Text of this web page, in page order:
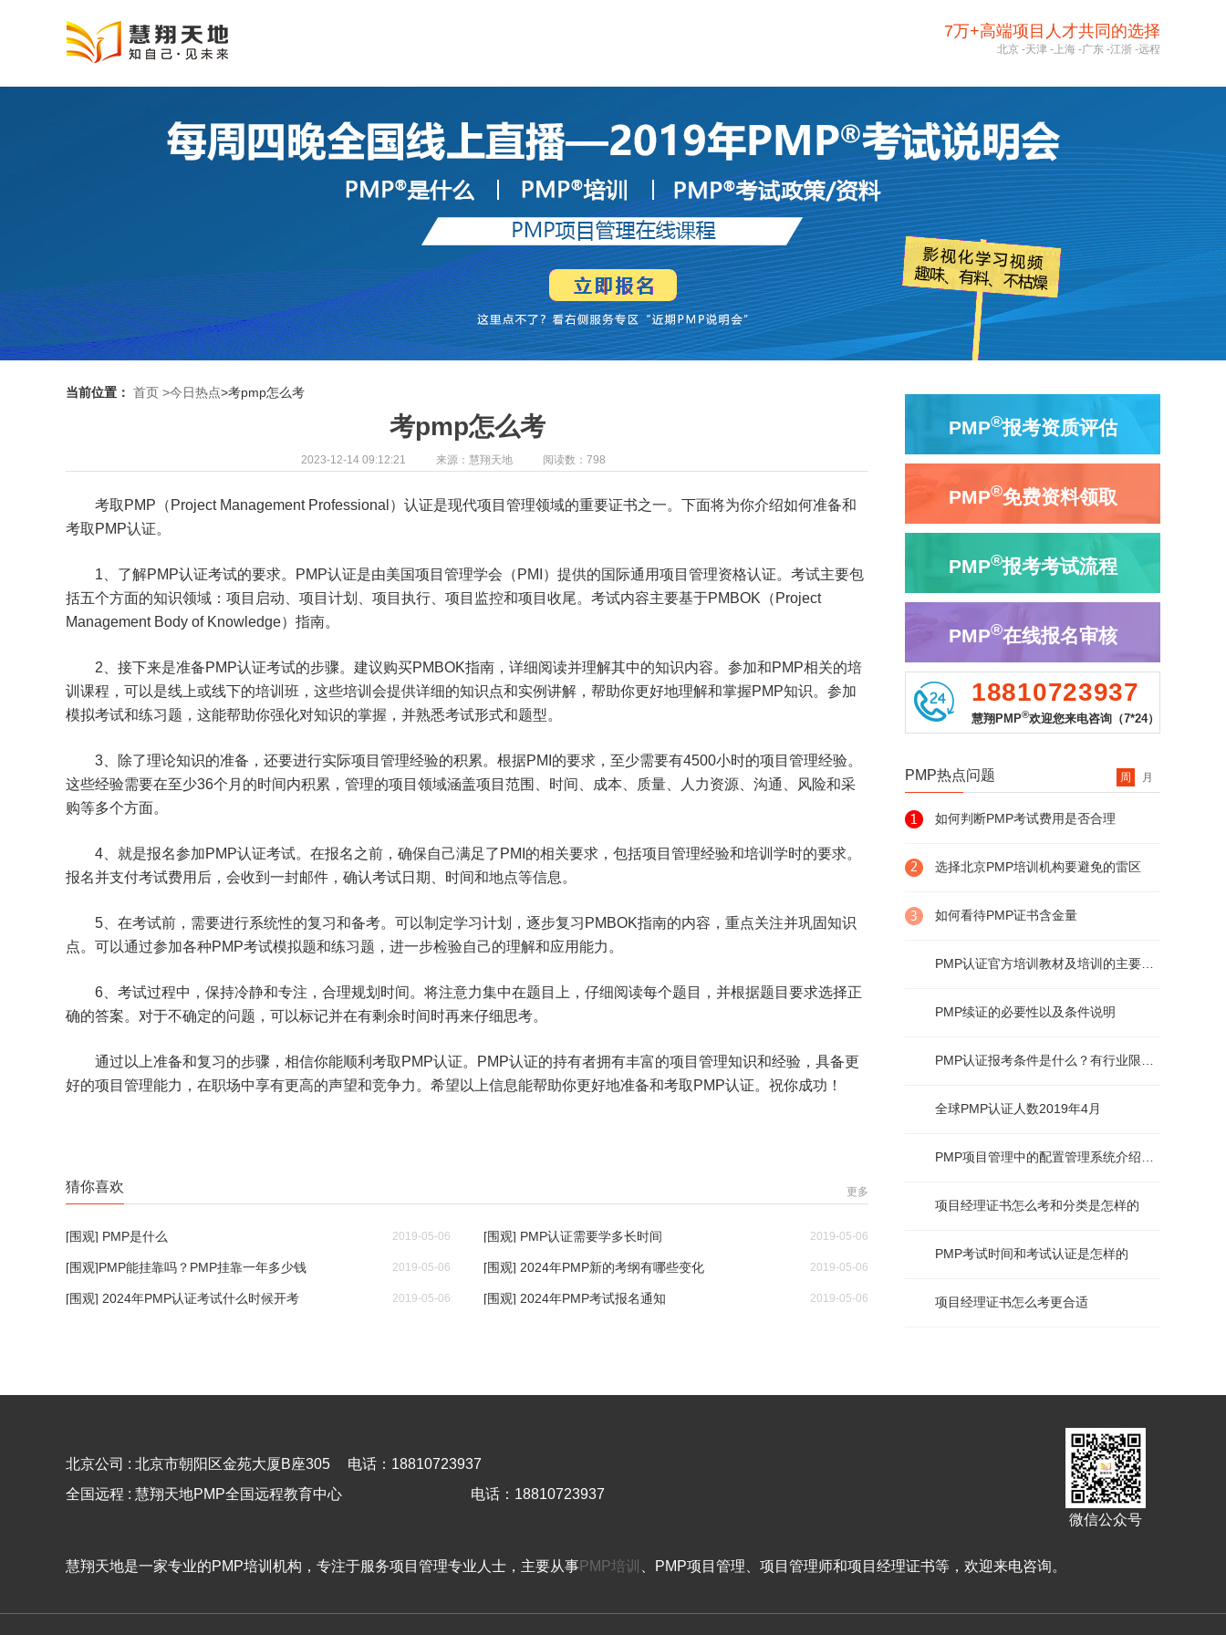
7万+高端项目人才共同的选择
北京 -天津 - 上海 -广东 -江浙 -远程
当前位置： 首页 >今日热点>考pmp怎么考
考pmp怎么考
2023-12-14 09:12:21 来源：慧翔天地 阅读数：798
考取PMP（Project Management Professional）认证是现代项目管理领域的重要证书之一。下面将为你介绍如何准备和
考取PMP认证。
1、了解PMP认证考试的要求。PMP认证是由美国项目管理学会（PMI）提供的国际通用项目管理资格认证。考试主要包
括五个方面的知识领域：项目启动、项目计划、项目执行、项目监控和项目收尾。考试内容主要基于PMBOK（Project
Management Body of Knowledge）指南。
2、接下来是准备PMP认证考试的步骤。建议购买PMBOK指南，详细阅读并理解其中的知识内容。参加和PMP相关的培
训课程，可以是线上或线下的培训班，这些培训会提供详细的知识点和实例讲解，帮助你更好地理解和掌握PMP知识。参加
模拟考试和练习题，这能帮助你强化对知识的掌握，并熟悉考试形式和题型。
3、除了理论知识的准备，还要进行实际项目管理经验的积累。根据PMI的要求，至少需要有4500小时的项目管理经验。
这些经验需要在至少36个月的时间内积累，管理的项目领域涵盖项目范围、时间、成本、质量、人力资源、沟通、风险和采
购等多个方面。
4、就是报名参加PMP认证考试。在报名之前，确保自己满足了PMI的相关要求，包括项目管理经验和培训学时的要求。
报名并支付考试费用后，会收到一封邮件，确认考试日期、时间和地点等信息。
5、在考试前，需要进行系统性的复习和备考。可以制定学习计划，逐步复习PMBOK指南的内容，重点关注并巩固知识
点。可以通过参加各种PMP考试模拟题和练习题，进一步检验自己的理解和应用能力。
6、考试过程中，保持冷静和专注，合理规划时间。将注意力集中在题目上，仔细阅读每个题目，并根据题目要求选择正
确的答案。对于不确定的问题，可以标记并在有剩余时间时再来仔细思考。
通过以上准备和复习的步骤，相信你能顺利考取PMP认证。PMP认证的持有者拥有丰富的项目管理知识和经验，具备更
好的项目管理能力，在职场中享有更高的声望和竞争力。希望以上信息能帮助你更好地准备和考取PMP认证。祝你成功！
猜你喜欢 更多
[围观] PMP是什么 2019-05-06 [围观] PMP认证需要学多长时间 2019-05-06
[围观]PMP能挂靠吗？PMP挂靠一年多少钱 2019-05-06 [围观] 2024年PMP新的考纲有哪些变化 2019-05-06
[围观] 2024年PMP认证考试什么时候开考 2019-05-06 [围观] 2024年PMP考试报名通知 2019-05-06
PMP®报考资质评估
PMP®免费资料领取
PMP®报考考试流程
PMP®在线报名审核
18810723937
慧翔PMP®欢迎您来电咨询（7*24）
PMP热点问题 周 月
如何判断PMP考试费用是否合理
选择北京PMP培训机构要避免的雷区
如何看待PMP证书含金量
PMP续证的必要性以及条件说明
全球PMP认证人数2019年4月
项目经理证书怎么考和分类是怎样的
PMP考试时间和考试认证是怎样的
项目经理证书怎么考更合适
北京公司 : 北京市朝阳区金苑大厦B座305
电话：18810723937
全国远程 : 慧翔天地PMP全国远程教育中心
电话：18810723937
微信公众号
慧翔天地是一家专业的PMP培训机构，专注于服务项目管理专业人士，主要从事PMP培训 、PMP项目管理、项目管理师和项目经理证书等，欢迎来电咨询。